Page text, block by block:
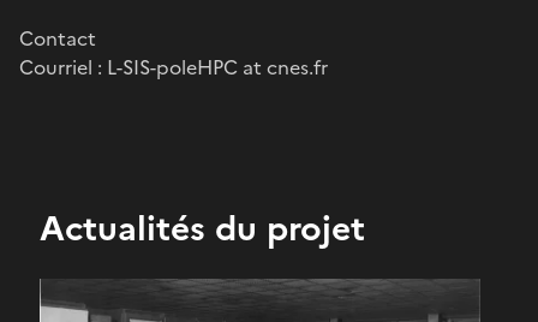
Contact
Courriel : L-SIS-poleHPC at cnes.fr
Actualités du projet